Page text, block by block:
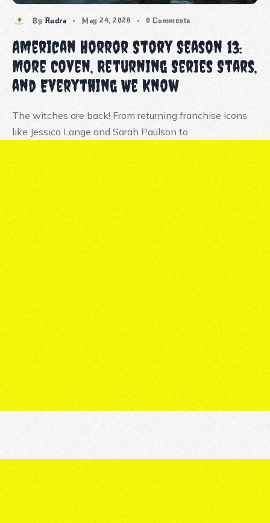
By Rudra May 24, 2026 0 Comments
American Horror Story Season 13:
More Coven, Returning Series Stars,
and Everything We Know
The witches are back! From returning franchise icons
like Jessica Lange and Sarah Paulson to